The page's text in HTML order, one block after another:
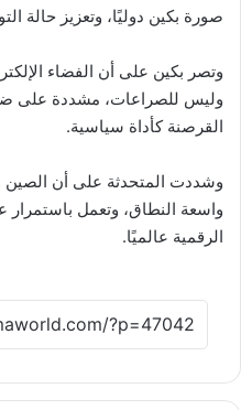
صورة بكين دوليًا، وتعزيز حالة
وتصر بكين على أن الفضاء
وليس للصراعات، مشددة على
القرصنة كأداة سياسية.
وشددت المتحدثة على أن الصين
واسعة النطاق، وتعمل باستمرار
الرقمية عالميًا.